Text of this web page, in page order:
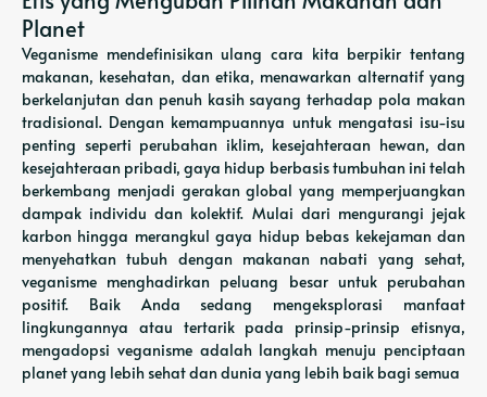
Planet
Veganisme mendefinisikan ulang cara kita berpikir tentang
makanan, kesehatan, dan etika, menawarkan alternatif yang
berkelanjutan dan penuh kasih sayang terhadap pola makan
tradisional. Dengan kemampuannya untuk mengatasi isu-isu
penting seperti perubahan iklim, kesejahteraan hewan, dan
kesejahteraan pribadi, gaya hidup berbasis tumbuhan ini telah
berkembang menjadi gerakan global yang memperjuangkan
dampak individu dan kolektif. Mulai dari mengurangi jejak
karbon hingga merangkul gaya hidup bebas kekejaman dan
menyehatkan tubuh dengan makanan nabati yang sehat,
veganisme menghadirkan peluang besar untuk perubahan
positif. Baik Anda sedang mengeksplorasi manfaat
lingkungannya atau tertarik pada prinsip-prinsip etisnya,
mengadopsi veganisme adalah langkah menuju penciptaan
planet yang lebih sehat dan dunia yang lebih baik bagi semua